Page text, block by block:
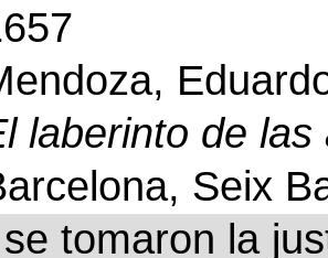
laberinto de las
Seix
tomaron la